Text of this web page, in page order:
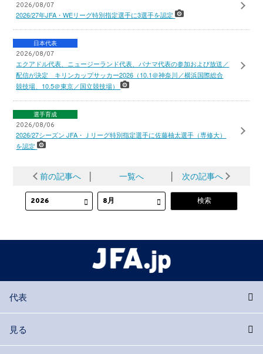
2026/08/07
2026/27年JFA・WEリーグ特別指定選手に3選手を認定
日本代表
2026/08/07
エクアドル代表、ニュージーランド代表、パナマ代表の参加および放送／
配信が決定 キリンカップサッカー2026（10.1＠神奈川／横浜国際総合
競技場、10.5＠東京／国立競技場）
選手育成
2026/08/06
2026/27シーズン JFA・Ｊリーグ特別指定選手に佐藤柚太選手（専修大）
を認定
前の記事へ │ 一覧へ │ 次の記事へ
代表
見る